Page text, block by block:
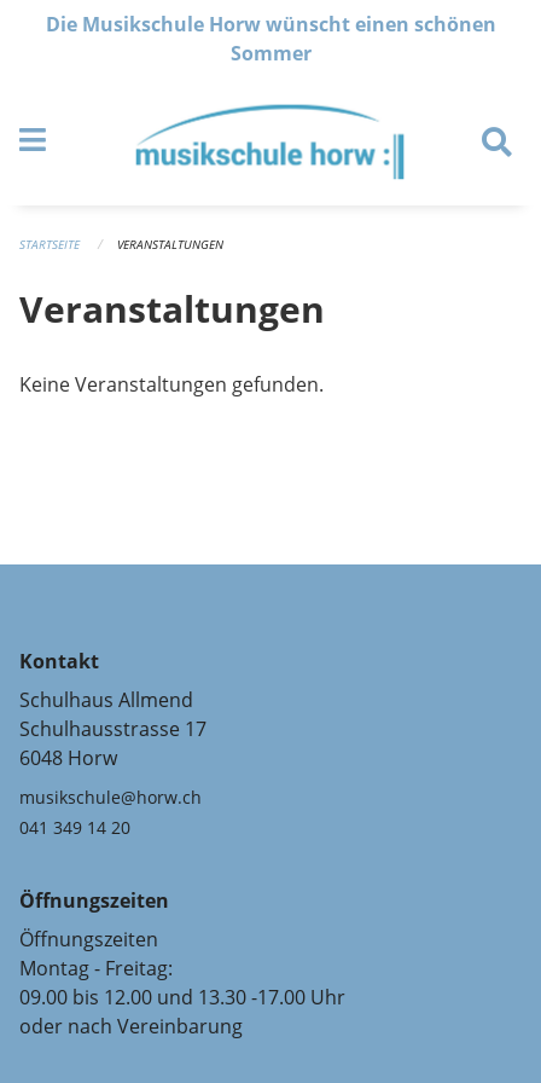
Navigation überspringen
Die Musikschule Horw wünscht einen schönen
Sommer
STARTSEITE VERANSTALTUNGEN
Veranstaltungen
Keine Veranstaltungen gefunden.
Kontakt
Schulhaus Allmend
Schulhausstrasse 17
6048 Horw
musikschule@horw.ch
041 349 14 20
Öffnungszeiten
Öffnungszeiten
Montag - Freitag:
09.00 bis 12.00 und 13.30 -17.00 Uhr
oder nach Vereinbarung